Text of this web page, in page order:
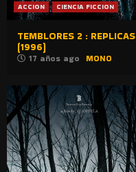
ACCION CIENCIA FICCION
TEMBLORES 2 : REPLICAS
(1996)
17 años ago MONO